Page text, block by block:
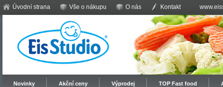
Úvodní strana Vše o nákupu O nás Kontakt
Novinky Akční ceny Výprodej TOP Fast food